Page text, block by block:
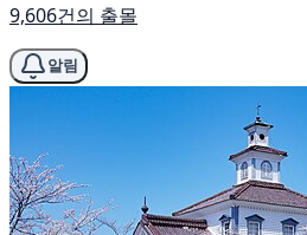
9,606건의 출몰
알림